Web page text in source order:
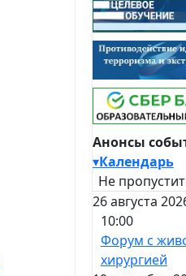
Анонсы
▾Календарь
Не
26 августа
10:00
Форум с
хирургией